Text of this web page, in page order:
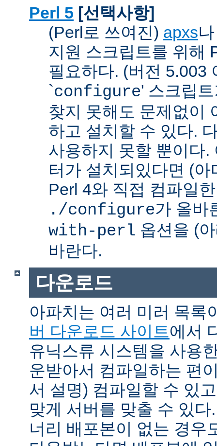
Perl 5 [선택사항]
(Perl로 쓰여진) apxs
지원 스크립트를 위해
필요하다. (버전 5.003
`configure' 스크립
찾지 못해도 문제없이
하고 설치할 수 있다.
사용하지 못할 뿐이다.
터가 설치되있다면 (
Perl 4와 직접 컴파일
./configure가 올바
with-perl 옵션을 (
바란다.
다운로드
아파치는 여러 미러 목록
버 다운로드 사이트에서
유닉스류 시스템을 사용
운받아서 컴파일하는 편
서 설명) 컴파일할 수 있
맞게 서버를 맞출 수 있
너리 배포본이 없는 경우